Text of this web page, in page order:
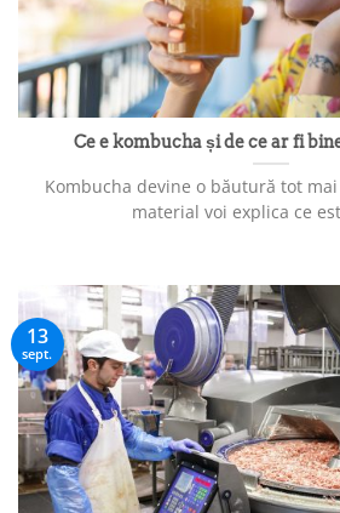
Ce e kombucha și de ce ar fi
Kombucha devine o băutură tot
material voi explica ce
13
sept.